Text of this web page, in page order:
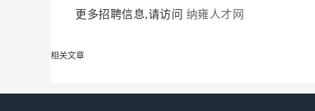
更多招聘信息,请访问 纳雍人才网
相关文章